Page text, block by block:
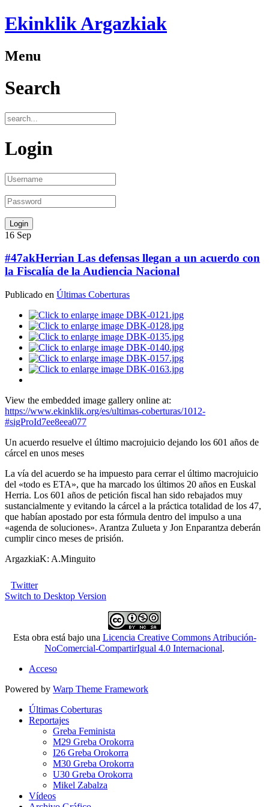
Ekinklik Argazkiak
Menu
Search
Login
16 Sep
#47akHerrian Las defensas llegan a un acuerdo con
la Fiscalía de la Audiencia Nacional
Publicado en Últimas Coberturas
View the embedded image gallery online at:
https://www.ekinklik.org/es/ultimas-coberturas/1012-
#sigProId7ee8eea077
Un acuerdo resuelve el último macrojuicio dejando los 601 años de
cárcel en unos meses
La vía del acuerdo se ha impuesto para cerrar el último macrojuicio
del «todo es ETA», que ha marcado los últimos 20 años en Euskal
Herria. Los 601 años de petición fiscal han sido rebajados muy
sustancialmente y evitando la cárcel a la práctica totalidad de los 47,
que habían apostado por esta fórmula dentro del impulso a una
«agenda de soluciones». Arantza Zulueta y Jon Enparantza deberán
cumplir cinco meses de prisión.
ArgazkiaK: A.Minguito
Twitter
Switch to Desktop Version
Esta obra está bajo una Licencia Creative Commons Atribución-
NoComercial-CompartirIgual 4.0 Internacional.
Acceso
Powered by Warp Theme Framework
Últimas Coberturas
Reportajes
Greba Feminista
M29 Greba Orokorra
I26 Greba Orokorra
M30 Greba Orokorra
U30 Greba Orokorra
Mikel Zabalza
Vídeos